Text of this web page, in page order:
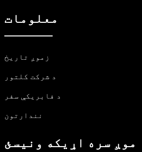
معلومات
زموږ تاریخ
د شرکت کلتور
د فابریکې سفر
نندارتون
موږ سره اړیکه ونیسئ